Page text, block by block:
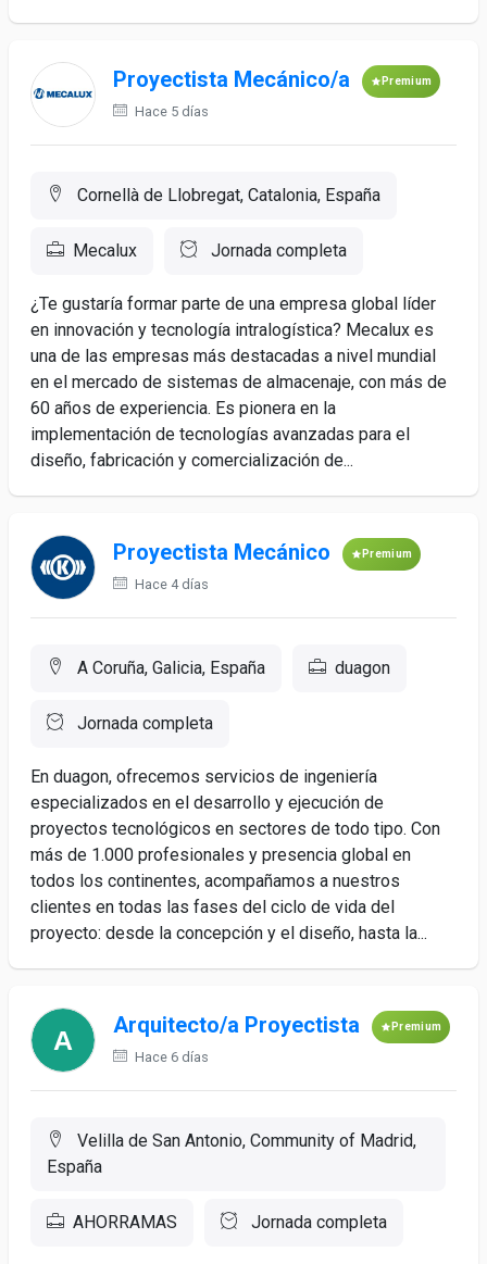
Proyectista Mecánico/a Premium
Hace 5 días
Cornellà de Llobregat, Catalonia, España
Mecalux Jornada completa
¿Te gustaría formar parte de una empresa global líder
en innovación y tecnología intralogística? Mecalux es
una de las empresas más destacadas a nivel mundial
en el mercado de sistemas de almacenaje, con más de
60 años de experiencia. Es pionera en la
implementación de tecnologías avanzadas para el
diseño, fabricación y comercialización de...
Proyectista Mecánico Premium
Hace 4 días
A Coruña, Galicia, España duagon
Jornada completa
En duagon, ofrecemos servicios de ingeniería
especializados en el desarrollo y ejecución de
proyectos tecnológicos en sectores de todo tipo. Con
más de 1.000 profesionales y presencia global en
todos los continentes, acompañamos a nuestros
clientes en todas las fases del ciclo de vida del
proyecto: desde la concepción y el diseño, hasta la...
Arquitecto/a Proyectista Premium
Hace 6 días
Velilla de San Antonio, Community of Madrid,
España
AHORRAMAS Jornada completa